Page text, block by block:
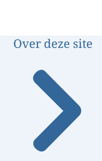
Over deze site